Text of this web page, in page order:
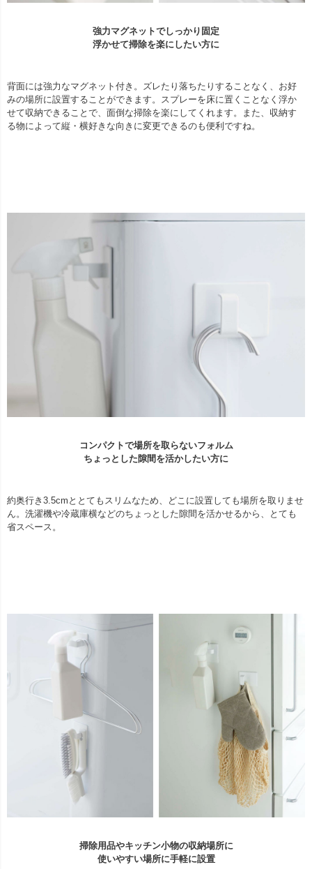
強力マグネットでしっかり固定
浮かせて掃除を楽にしたい方に
背面には強力なマグネット付き。ズレたり落ちたりすることなく、お好
みの場所に設置することができます。スプレーを床に置くことなく浮か
せて収納できることで、面倒な掃除を楽にしてくれます。また、収納す
る物によって縦・横好きな向きに変更できるのも便利ですね。
コンパクトで場所を取らないフォルム
ちょっとした隙間を活かしたい方に
約奥行き3.5cmととてもスリムなため、どこに設置しても場所を取りませ
ん。洗濯機や冷蔵庫横などのちょっとした隙間を活かせるから、とても
省スペース。
掃除用品やキッチン小物の収納場所に
使いやすい場所に手軽に設置